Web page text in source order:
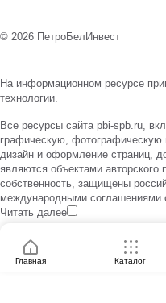
© 2026 ПетроБелИнвест
На информационном ресурсе
технологии.
Все ресурсы сайта pbi-spb.ru,
графическую,
дизайн и оформление страниц,
являются объектами
собственность, защищены
международными соглашениями
Читать далее
Главная Каталог